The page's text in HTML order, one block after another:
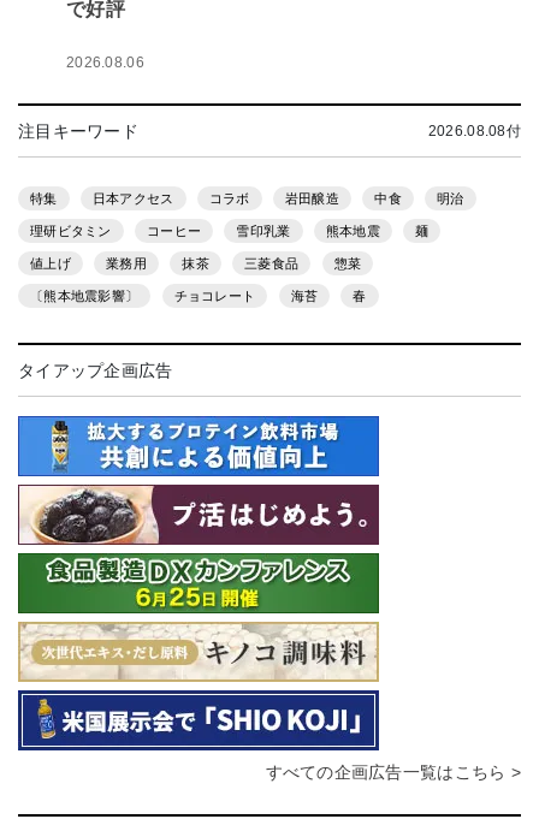
で好評
2026.08.06
注目キーワード 2026.08.08付
特集 日本アクセス コラボ 岩田醸造 中食 明治
理研ビタミン コーヒー 雪印乳業 熊本地震 麺
値上げ 業務用 抹茶 三菱食品 惣菜
〔熊本地震影響〕 チョコレート 海苔 春
タイアップ企画広告
すべての企画広告一覧はこちら >